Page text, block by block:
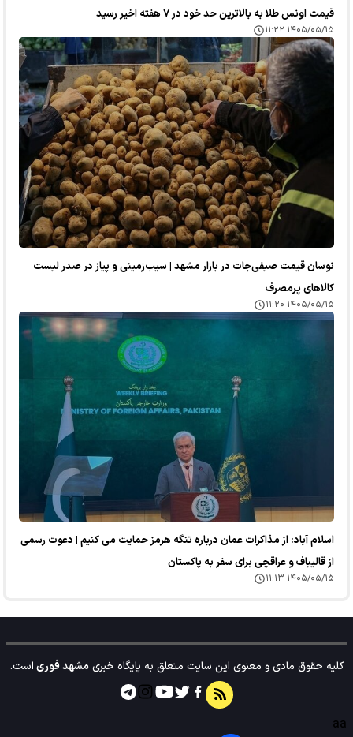
قیمت اونس طلا به بالاترین حد خود در ۷ هفته اخیر رسید
۱۴۰۵/۰۵/۱۵ ۱۱:۲۲
نوسان قیمت صیفی‌جات در بازار مشهد | سیب‌زمینی و پیاز در صدر لیست
کالا‌های پرمصرف
۱۴۰۵/۰۵/۱۵ ۱۱:۲۰
اسلام آباد: از مذاکرات عمان درباره تنگه هرمز حمایت می کنیم | دعوت رسمی
از قالیباف و عراقچی برای سفر به پاکستان
۱۴۰۵/۰۵/۱۵ ۱۱:۱۳
کلیه حقوق مادی و معنوی این سایت متعلق به پایگاه خبریمشهد فوریاست.
aa